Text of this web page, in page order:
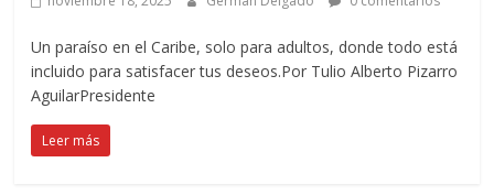
Un paraíso en el Caribe, solo para adultos, donde todo está
incluido para satisfacer tus deseos.Por Tulio Alberto Pizarro
AguilarPresidente
Leer más